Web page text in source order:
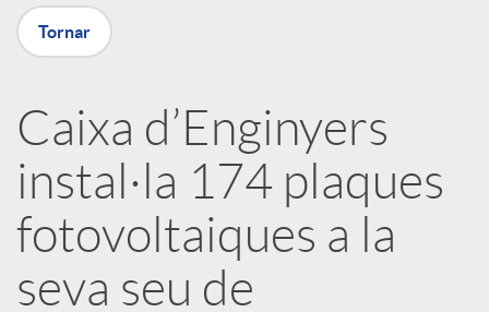
X
a
r
x
Tornar
Caixa d’Enginyers
instal·la 174 plaques
fotovoltaiques a la
seva seu de